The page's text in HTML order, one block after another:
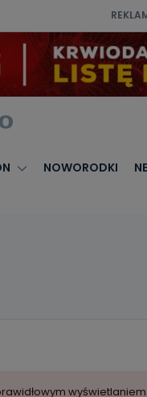
NOWORODKI